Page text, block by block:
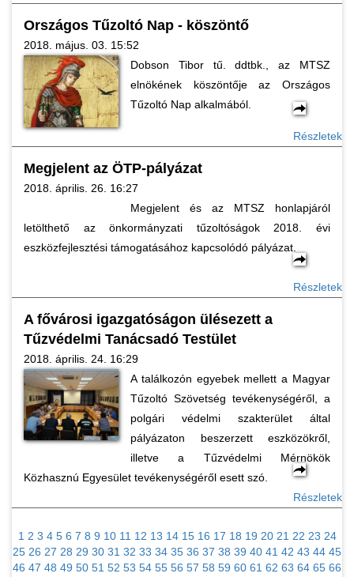
Országos Tűzoltó Nap - köszöntő
2018. május. 03. 15:52
Dobson Tibor tű. ddtbk., az MTSZ
elnökének köszöntője az Országos
Tűzoltó Nap alkalmából.
Részletek
Megjelent az ÖTP-pályázat
2018. április. 26. 16:27
Megjelent és az MTSZ honlapjáról
letölthető az önkormányzati tűzoltóságok 2018. évi
eszközfejlesztési támogatásához kapcsolódó pályázat.
Részletek
A fővárosi igazgatóságon ülésezett a
Tűzvédelmi Tanácsadó Testület
2018. április. 24. 16:29
A találkozón egyebek mellett a Magyar
Tűzoltó Szövetség tevékenységéről, a
polgári védelmi szakterület által
pályázaton beszerzett eszközökről,
illetve a Tűzvédelmi Mérnökök
Közhasznú Egyesület tevékenységéről esett szó.
Részletek
1 2 3 4 5 6 7 8 9 10 11 12 13 14 15 16 17 18 19 20 21 22 23 24
25 26 27 28 29 30 31 32 33 34 35 36 37 38 39 40 41 42 43 44 45
46 47 48 49 50 51 52 53 54 55 56 57 58 59 60 61 62 63 64 65 66